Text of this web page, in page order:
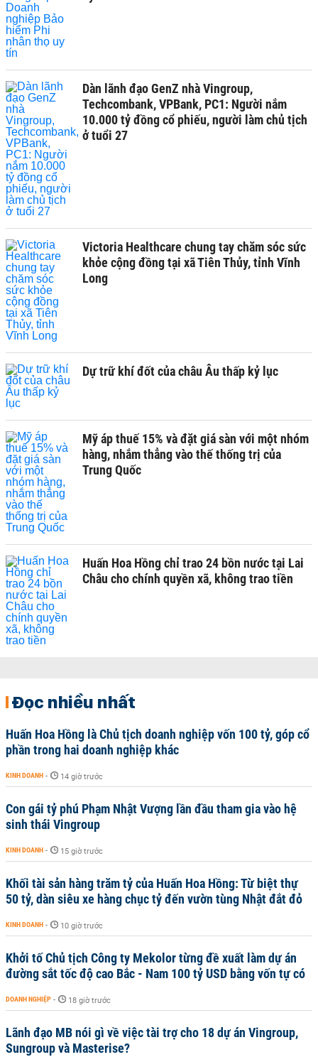
Dàn lãnh đạo GenZ nhà Vingroup,
Techcombank, VPBank, PC1: Người nắm
10.000 tỷ đồng cổ phiếu, người làm chủ tịch
ở tuổi 27
Victoria Healthcare chung tay chăm sóc sức
khỏe cộng đồng tại xã Tiên Thủy, tỉnh Vĩnh
Long
Dự trữ khí đốt của châu Âu thấp kỷ lục
Mỹ áp thuế 15% và đặt giá sàn với một nhóm
hàng, nhắm thẳng vào thế thống trị của
Trung Quốc
Huấn Hoa Hồng chỉ trao 24 bồn nước tại Lai
Châu cho chính quyền xã, không trao tiền
Đọc nhiều nhất
Huấn Hoa Hồng là Chủ tịch doanh nghiệp vốn 100 tỷ, góp cổ
phần trong hai doanh nghiệp khác
KINH DOANH - 14 giờ trước
Con gái tỷ phú Phạm Nhật Vượng lần đầu tham gia vào hệ
sinh thái Vingroup
KINH DOANH - 15 giờ trước
Khối tài sản hàng trăm tỷ của Huấn Hoa Hồng: Từ biệt thự
50 tỷ, dàn siêu xe hàng chục tỷ đến vườn tùng Nhật đắt đỏ
KINH DOANH - 10 giờ trước
Khởi tố Chủ tịch Công ty Mekolor từng đề xuất làm dự án
đường sắt tốc độ cao Bắc - Nam 100 tỷ USD bằng vốn tự có
DOANH NGHIỆP - 18 giờ trước
Lãnh đạo MB nói gì về việc tài trợ cho 18 dự án Vingroup,
Sungroup và Masterise?